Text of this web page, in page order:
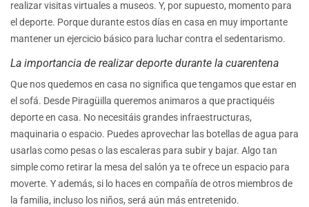
realizar visitas virtuales a museos. Y, por supuesto, momento para
el deporte. Porque durante estos días en casa en muy importante
mantener un ejercicio básico para luchar contra el sedentarismo.
La importancia de realizar deporte durante la cuarentena
Que nos quedemos en casa no significa que tengamos que estar en
el sofá. Desde Piragüilla queremos animaros a que practiquéis
deporte en casa. No necesitáis grandes infraestructuras,
maquinaria o espacio. Puedes aprovechar las botellas de agua para
usarlas como pesas o las escaleras para subir y bajar. Algo tan
simple como retirar la mesa del salón ya te ofrece un espacio para
moverte. Y además, si lo haces en compañía de otros miembros de
la familia, incluso los niños, será aún más entretenido.